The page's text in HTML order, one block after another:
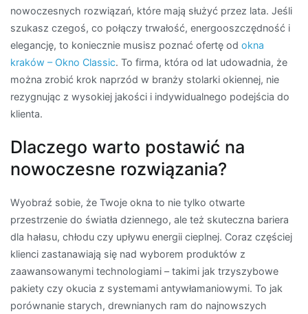
nowoczesnych rozwiązań, które mają służyć przez lata. Jeśli
szukasz czegoś, co połączy trwałość, energooszczędność i
elegancję, to koniecznie musisz poznać ofertę od okna
kraków – Okno Classic. To firma, która od lat udowadnia, że
można zrobić krok naprzód w branży stolarki okiennej, nie
rezygnując z wysokiej jakości i indywidualnego podejścia do
klienta.
Dlaczego warto postawić na
nowoczesne rozwiązania?
Wyobraź sobie, że Twoje okna to nie tylko otwarte
przestrzenie do światła dziennego, ale też skuteczna bariera
dla hałasu, chłodu czy upływu energii cieplnej. Coraz częściej
klienci zastanawiają się nad wyborem produktów z
zaawansowanymi technologiami – takimi jak trzyszybowe
pakiety czy okucia z systemami antywłamaniowymi. To jak
porównanie starych, drewnianych ram do najnowszych